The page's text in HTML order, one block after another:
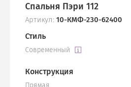
Спальня Пэри 112
Артикул: 10-КМФ-230-62400
Стиль
Современный
Конструкция
Прямая